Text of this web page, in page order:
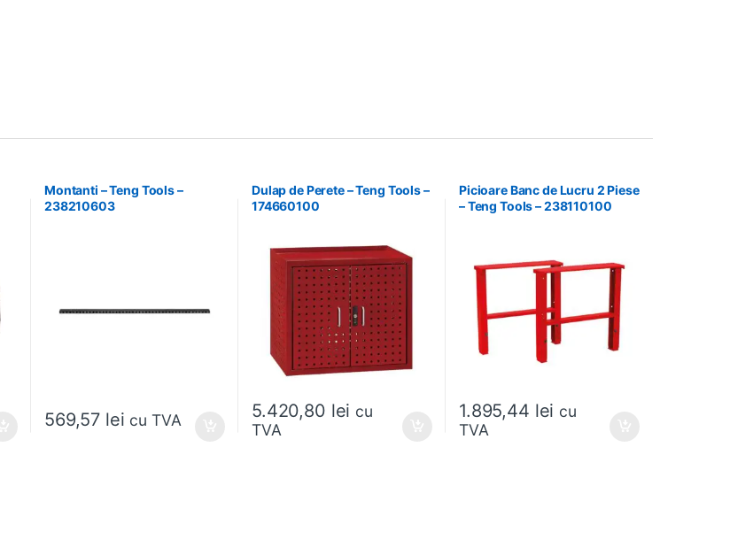
Montanti – Teng Tools –
238210603
569,57 lei cu TVA
Dulap de Perete – Teng Tools –
174660100
5.420,80 lei cu
TVA
Picioare Banc de Lucru 2 Piese
– Teng Tools – 238110100
1.895,44 lei cu
TVA